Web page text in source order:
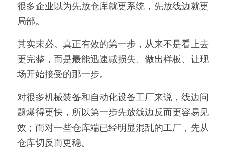
很多企业以为先放仓库就更系统，先放线边就更
局部。
其实未必。真正有效的第一步，从来不是看上去
更完整，而是最能迅速减损失、做出样板、让现
场开始接受的那一步。
对很多机械装备和自动化设备工厂来说，线边问
题爆得更快，所以第一步先放线边反而更容易见
效；而对一些仓库端已经明显混乱的工厂，先从
仓库切反而更稳。